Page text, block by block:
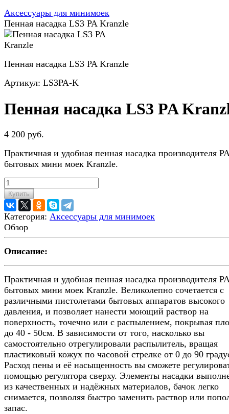
Аксессуары для минимоек
Пенная насадка LS3 PA Kranzle
Пенная насадка LS3 PA Kranzle
Артикул: LS3PA-K
Пенная насадка LS3 PA
4 200 руб.
Практичная и удобная пенная насадка производителя
бытовых мини моек Kranzle.
Купить
Категория: Аксессуары для минимоек
Обзор
Описание:
Практичная и удобная пенная насадка производителя
бытовых мини моек Kranzle. Великолепно сочетается с
различными пистолетами бытовых аппаратов высокого
давления, и позволяет нанести моющий раствор на
поверхность, точечно или с распылением, покрывая
до 40 - 50см. В зависимости от того, насколько вы
самостоятельно отрегулировали распылитель, вращая
пластиковый кожух по часовой стрелке от 0 до 90
Расход пены и её насыщенность вы сможете
помощью регулятора сверху. Элементы насадки
из качественных и надёжных материалов, бачок легко
снимается, позволяя быстро заменить раствор или
запас.